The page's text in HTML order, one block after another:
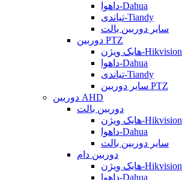
داهوا-Dahua
تیاندی-Tiandy
سایر دوربین بالت
دوربین PTZ
هایک ویژن-Hikvision
داهوا-Dahua
تیاندی-Tiandy
سایر دوربین PTZ
دوربین AHD
دوربین بالت
هایک ویژن-Hikvision
داهوا-Dahua
سایر دوربین بالت
دوربین دام
هایک ویژن-Hikvision
داهوا-Dahua